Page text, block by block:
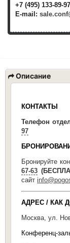
+7 (495) 133-89-97
E-mail:
Описание
КОНТАКТЫ
Телефон
97
Бронируйте
67-63
сайт
АДРЕС / КАК
Москва, ул.
Конференц-